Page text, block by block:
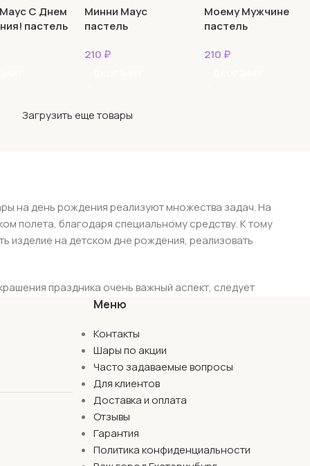
С Днем
пастель
Минни Маус
пастель
210 ₽
Моему Мужчине
пастель
210 ₽
Загрузить еще товары
на день рождения реализуют множества задач. На
полета, благодаря специальному средству. К тому
изделие на детском дне рождения, реализовать
праздника очень важный аспект, следует
реализовать Вашу задумку, сделают
каталоге расположились привлекательные и
широкой цветной палитре. Вы сможете подобрать
Меню
Контакты
Шары по акции
Часто задаваемые вопросы
Для клиентов
Доставка и оплата
Отзывы
Гарантия
Политика конфиденциальности